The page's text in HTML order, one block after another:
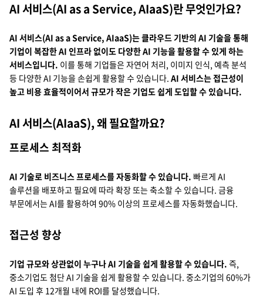
AI 서비스(AI as a Service, AIaaS)란 무엇인가요?
AI 서비스(AI as a Service, AIaaS)는 클라우드 기반의 AI 기술을 통해
기업이 복잡한 AI 인프라 없이도 다양한 AI 기능을 활용할 수 있게 하는
서비스입니다. 이를 통해 기업들은 자연어 처리, 이미지 인식, 예측 분석
등 다양한 AI 기능을 손쉽게 활용할 수 있습니다. AI 서비스는 접근성이
높고 비용 효율적이어서 규모가 작은 기업도 쉽게 도입할 수 있습니다.
AI 서비스(AIaaS), 왜 필요할까요?
프로세스 최적화
AI 기술로 비즈니스 프로세스를 자동화할 수 있습니다. 빠르게 AI
솔루션을 배포하고 필요에 따라 확장 또는 축소할 수 있습니다. 금융
부문에서는 AI를 활용하여 90% 이상의 프로세스를 자동화했습니다.
접근성 향상
기업 규모와 상관없이 누구나 AI 기술을 쉽게 활용할 수 있습니다. 즉,
중소기업도 첨단 AI 기술을 쉽게 활용할 수 있습니다. 중소기업의 60%가
AI 도입 후 12개월 내에 ROI를 달성했습니다.